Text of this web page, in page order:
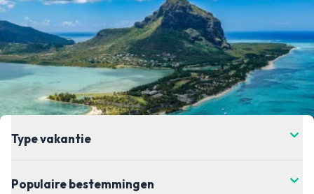
Type vakantie
Populaire bestemmingen